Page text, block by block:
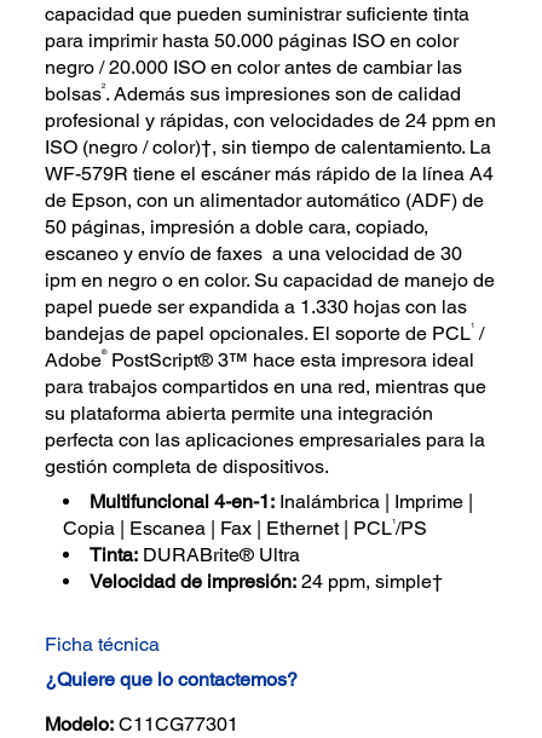
capacidad que pueden suministrar suficiente tinta
para imprimir hasta 50.000 páginas ISO en color
negro / 20.000 ISO en color antes de cambiar las
bolsas2. Además sus impresiones son de calidad
profesional y rápidas, con velocidades de 24 ppm en
ISO (negro / color)†, sin tiempo de calentamiento. La
WF-579R tiene el escáner más rápido de la línea A4
de Epson, con un alimentador automático (ADF) de
50 páginas, impresión a doble cara, copiado,
escaneo y envío de faxes a una velocidad de 30
ipm en negro o en color. Su capacidad de manejo de
papel puede ser expandida a 1.330 hojas con las
bandejas de papel opcionales. El soporte de PCL1 /
Adobe®PostScript® 3™ hace esta impresora ideal
para trabajos compartidos en una red, mientras que
su plataforma abierta permite una integración
perfecta con las aplicaciones empresariales para la
gestión completa de dispositivos.
Multifuncional 4-en-1: Inalámbrica | Imprime |
Copia | Escanea | Fax | Ethernet | PCL1/PS
Tinta: DURABrite® Ultra
Velocidad de impresión: 24 ppm, simple†
Ficha técnica
¿Quiere que lo contactemos?
Modelo: C11CG77301